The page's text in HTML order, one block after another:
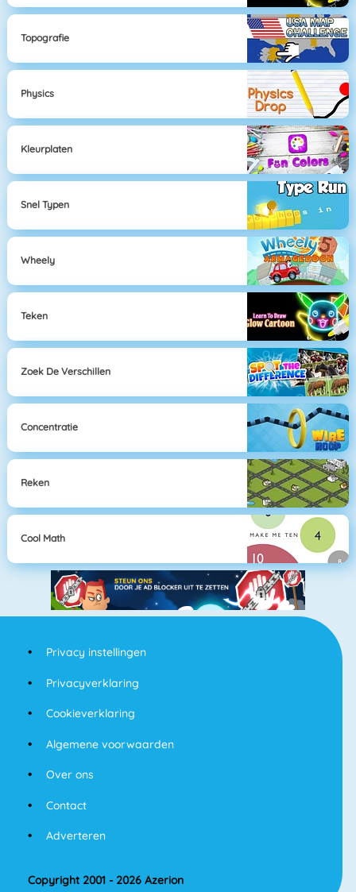
Topografie
Physics
Kleurplaten
Snel Typen
Wheely
Teken
Zoek De Verschillen
Concentratie
Reken
Cool Math
Privacy instellingen
Privacyverklaring
Cookieverklaring
Algemene voorwaarden
Over ons
Contact
Adverteren
Copyright 2001 - 2026 Azerion